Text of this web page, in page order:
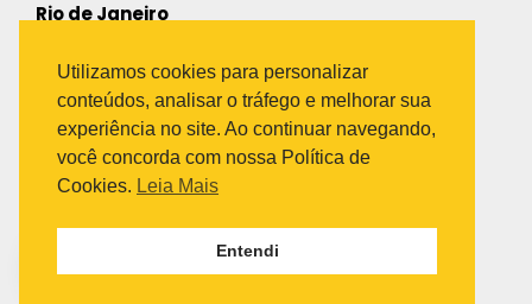
Rio de Janeiro
Bairro Industrial do Jacaré
Rio de Janeiro – RJ – CEP: 20970-031
Telefone:
(21) 3278-8069
(21) 3995-7512
Avenida Paulista 1636 / sala 1407
Utilizamos cookies para personalizar
conteúdos, analisar o tráfego e melhorar sua
experiência no site. Ao continuar navegando,
você concorda com nossa Política de
Cookies. Leia Mais
Entendi